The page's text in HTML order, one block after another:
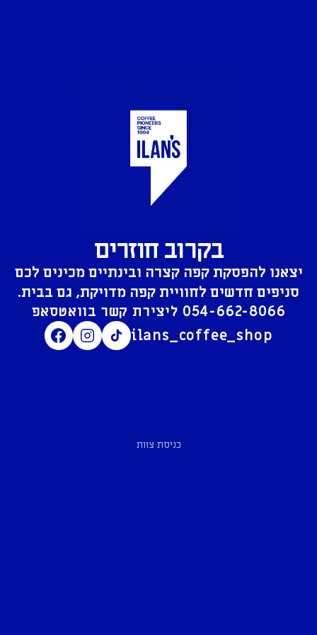
בקרוב חוזרים
יצאנו להפסקת קפה קצרה ובינתיים מכינים לכם
סניפים חדשים לחוויית קפה מדויקת, גם בבית.
054-662-8066
ilans_coffee_shop
כניסת צוות